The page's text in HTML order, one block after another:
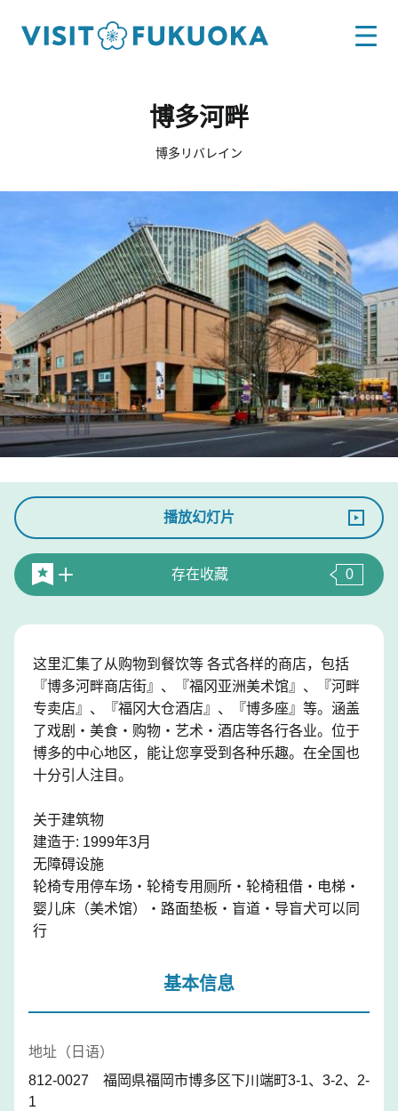
博多河畔
博多リバレイン
播放幻灯片
存在收藏 0
这里汇集了从购物到餐饮等 各式各样的商店，包括
『博多河畔商店街』、『福冈亚洲美术馆』、『河畔
专卖店』、『福冈大仓酒店』、『博多座』等。涵盖
了戏剧・美食・购物・艺术・酒店等各行各业。位于
博多的中心地区，能让您享受到各种乐趣。在全国也
十分引人注目。
关于建筑物
建造于: 1999年3月
无障碍设施
轮椅专用停车场・轮椅专用厕所・轮椅租借・电梯・
婴儿床（美术馆）・路面垫板・盲道・导盲犬可以同
行
基本信息
地址（日语）
812-0027 福岡県福岡市博多区下川端町3-1、3-2、2-
1